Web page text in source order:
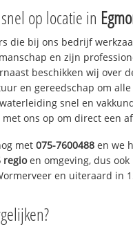
op locatie in
die bij ons bedrijf
en zijn
beschikken wij over
en gereedschap om
snel en
ons op om direct een
met075-7600488 en we
regioen omgeving, dus ook
en uiteraard in